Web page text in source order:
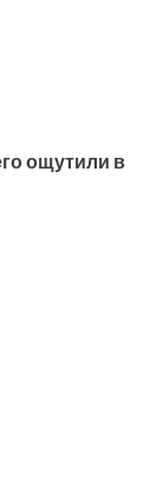
ощутили в